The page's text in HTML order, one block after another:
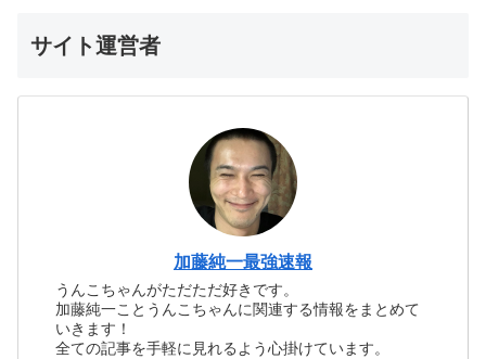
サイト運営者
加藤純一最強速報
うんこちゃんがただただ好きです。
加藤純一ことうんこちゃんに関連する情報をまとめて
いきます！
全ての記事を手軽に見れるよう心掛けています。